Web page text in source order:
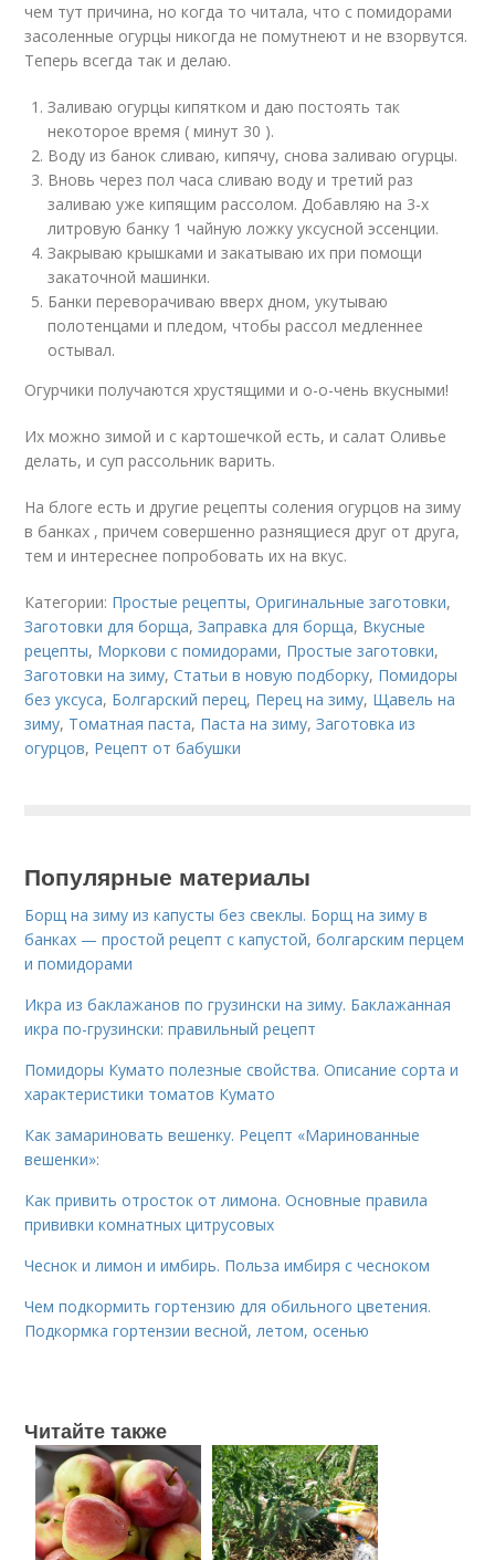
чем тут причина, но когда то читала, что с помидорами
засоленные огурцы никогда не помутнеют и не взорвутся.
Теперь всегда так и делаю.
Заливаю огурцы кипятком и даю постоять так
некоторое время ( минут 30 ).
Воду из банок сливаю, кипячу, снова заливаю огурцы.
Вновь через пол часа сливаю воду и третий раз
заливаю уже кипящим рассолом. Добавляю на 3-х
литровую банку 1 чайную ложку уксусной эссенции.
Закрываю крышками и закатываю их при помощи
закаточной машинки.
Банки переворачиваю вверх дном, укутываю
полотенцами и пледом, чтобы рассол медленнее
остывал.
Огурчики получаются хрустящими и о-о-чень вкусными!
Их можно зимой и с картошечкой есть, и салат Оливье
делать, и суп рассольник варить.
На блоге есть и другие рецепты соления огурцов на зиму
в банках , причем совершенно разнящиеся друг от друга,
тем и интереснее попробовать их на вкус.
Категории: Простые рецепты,Оригинальные заготовки,
Заготовки для борща,Заправка для борща, Вкусные
рецепты, Моркови с помидорами, Простые заготовки,
Заготовки на зиму,Статьи в новую подборку, Помидоры
без уксуса, Болгарский перец, Перец на зиму, Щавель на
зиму, Томатная паста, Паста на зиму,Заготовка из
огурцов, Рецепт от бабушки
Популярные материалы
Борщ на зиму из капусты без свеклы. Борщ на зиму в
банках — простой рецепт с капустой, болгарским перцем
и помидорами
Икра из баклажанов по грузински на зиму. Баклажанная
икра по-грузински: правильный рецепт
Помидоры Кумато полезные свойства. Описание сорта и
характеристики томатов Кумато
Как замариновать вешенку. Рецепт «Маринованные
вешенки»:
Как привить отросток от лимона. Основные правила
прививки комнатных цитрусовых
Чеснок и лимон и имбирь. Польза имбиря с чесноком
Чем подкормить гортензию для обильного цветения.
Подкормка гортензии весной, летом, осенью
Читайте также